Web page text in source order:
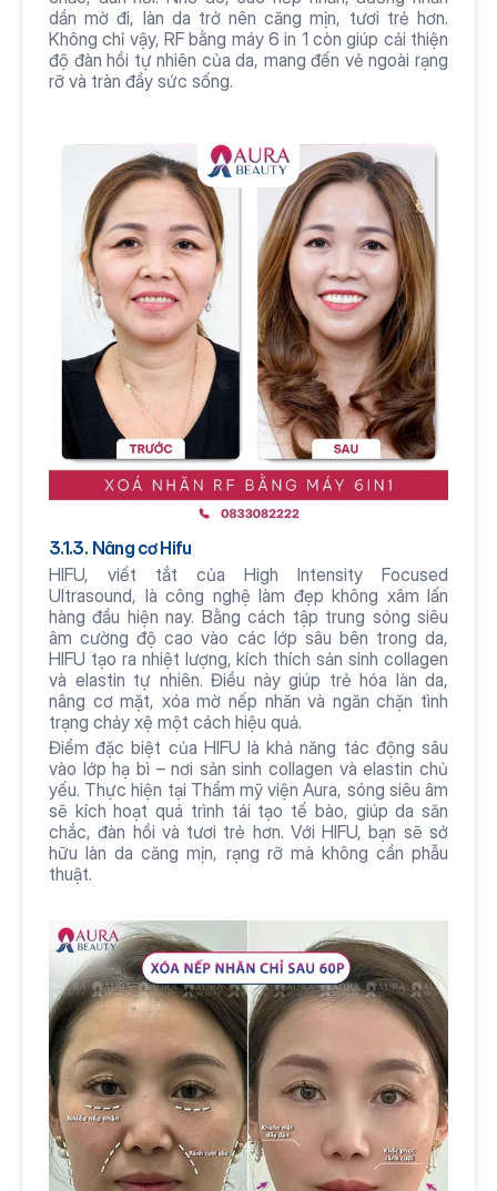
dần mờ đi, làn da trở nên căng mịn, tươi trẻ hơn.
Không chỉ vậy, RF bằng máy 6 in 1 còn giúp cải thiện
độ đàn hồi tự nhiên của da, mang đến vẻ ngoài rạng
rỡ và tràn đầy sức sống.
3.1.3. Nâng cơ Hifu
HIFU, viết tắt của High Intensity Focused
Ultrasound, là công nghệ làm đẹp không xâm lấn
hàng đầu hiện nay. Bằng cách tập trung sóng siêu
âm cường độ cao vào các lớp sâu bên trong da,
HIFU tạo ra nhiệt lượng, kích thích sản sinh collagen
và elastin tự nhiên. Điều này giúp trẻ hóa làn da,
nâng cơ mặt, xóa mờ nếp nhăn và ngăn chặn tình
trạng chảy xệ một cách hiệu quả.
Điểm đặc biệt của HIFU là khả năng tác động sâu
vào lớp hạ bì – nơi sản sinh collagen và elastin chủ
yếu. Thực hiện tại Thẩm mỹ viện Aura, sóng siêu âm
sẽ kích hoạt quá trình tái tạo tế bào, giúp da săn
chắc, đàn hồi và tươi trẻ hơn. Với HIFU, bạn sẽ sở
hữu làn da căng mịn, rạng rỡ mà không cần phẫu
thuật.